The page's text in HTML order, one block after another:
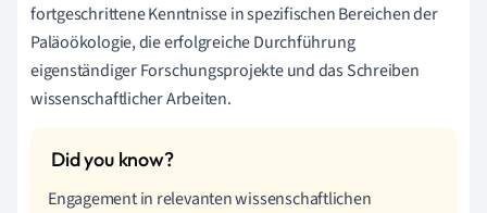
fortgeschrittene Kenntnisse in spezifischen Bereichen der
Paläoökologie, die erfolgreiche Durchführung
eigenständiger Forschungsprojekte und das Schreiben
wissenschaftlicher Arbeiten.
Engagement in relevanten wissenschaftlichen